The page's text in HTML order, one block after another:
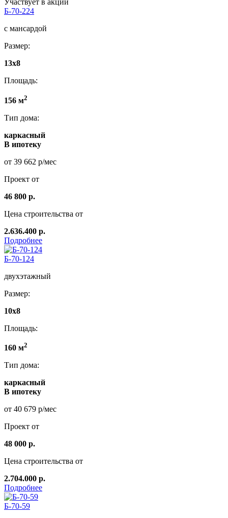
Участвует в акции
Б-70-224
с мансардой
Размер:
13x8
Площадь:
156 м2
Тип дома:
каркасный
В ипотеку
от 39 662 р/мес
Проект от
46 800 р.
Цена строительства от
2.636.400 р.
Подробнее
Б-70-124
двухэтажный
Размер:
10x8
Площадь:
160 м2
Тип дома:
каркасный
В ипотеку
от 40 679 р/мес
Проект от
48 000 р.
Цена строительства от
2.704.000 р.
Подробнее
Б-70-59